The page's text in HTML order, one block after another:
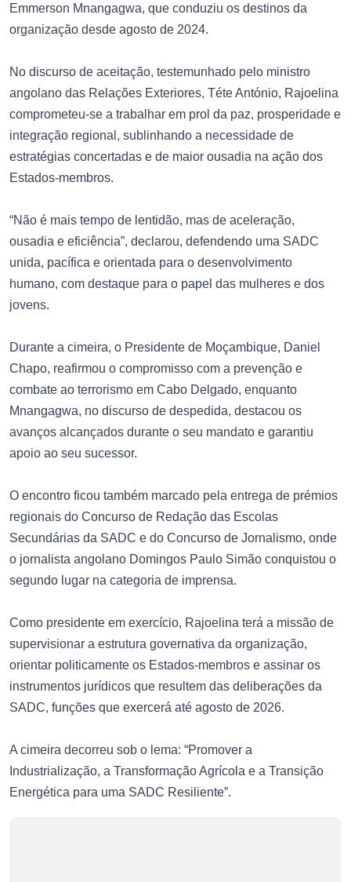
Emmerson Mnangagwa, que conduziu os destinos da
organização desde agosto de 2024.
No discurso de aceitação, testemunhado pelo ministro
angolano das Relações Exteriores, Téte António, Rajoelina
comprometeu-se a trabalhar em prol da paz, prosperidade e
integração regional, sublinhando a necessidade de
estratégias concertadas e de maior ousadia na ação dos
Estados-membros.
“Não é mais tempo de lentidão, mas de aceleração,
ousadia e eficiência”, declarou, defendendo uma SADC
unida, pacífica e orientada para o desenvolvimento
humano, com destaque para o papel das mulheres e dos
jovens.
Durante a cimeira, o Presidente de Moçambique, Daniel
Chapo, reafirmou o compromisso com a prevenção e
combate ao terrorismo em Cabo Delgado, enquanto
Mnangagwa, no discurso de despedida, destacou os
avanços alcançados durante o seu mandato e garantiu
apoio ao seu sucessor.
O encontro ficou também marcado pela entrega de prémios
regionais do Concurso de Redação das Escolas
Secundárias da SADC e do Concurso de Jornalismo, onde
o jornalista angolano Domingos Paulo Simão conquistou o
segundo lugar na categoria de imprensa.
Como presidente em exercício, Rajoelina terá a missão de
supervisionar a estrutura governativa da organização,
orientar politicamente os Estados-membros e assinar os
instrumentos jurídicos que resultem das deliberações da
SADC, funções que exercerá até agosto de 2026.
A cimeira decorreu sob o lema: “Promover a
Industrialização, a Transformação Agrícola e a Transição
Energética para uma SADC Resiliente”.